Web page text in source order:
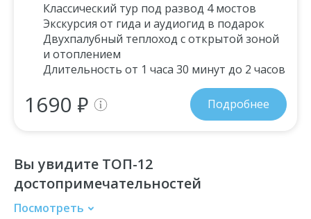
Классический тур под развод 4 мостов
Экскурсия от гида и аудиогид в подарок
Двухпалубный теплоход с открытой зоной
и отоплением
Длительность от 1 часа 30 минут до 2 часов
1690 ₽ Подробнее
Вы увидите ТОП-12
достопримечательностей
Посмотреть